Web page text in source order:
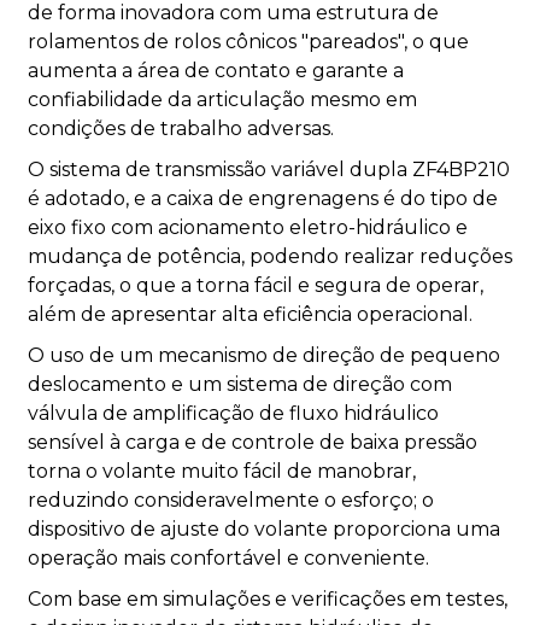
de forma inovadora com uma estrutura de
rolamentos de rolos cônicos "pareados", o que
aumenta a área de contato e garante a
confiabilidade da articulação mesmo em
condições de trabalho adversas.
O sistema de transmissão variável dupla ZF4BP210
é adotado, e a caixa de engrenagens é do tipo de
eixo fixo com acionamento eletro-hidráulico e
mudança de potência, podendo realizar reduções
forçadas, o que a torna fácil e segura de operar,
além de apresentar alta eficiência operacional.
O uso de um mecanismo de direção de pequeno
deslocamento e um sistema de direção com
válvula de amplificação de fluxo hidráulico
sensível à carga e de controle de baixa pressão
torna o volante muito fácil de manobrar,
reduzindo consideravelmente o esforço; o
dispositivo de ajuste do volante proporciona uma
operação mais confortável e conveniente.
Com base em simulações e verificações em testes,